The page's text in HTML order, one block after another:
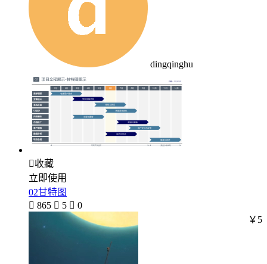
dingqinghu
收藏
立即使用
02甘特图
 865  5  0
￥5